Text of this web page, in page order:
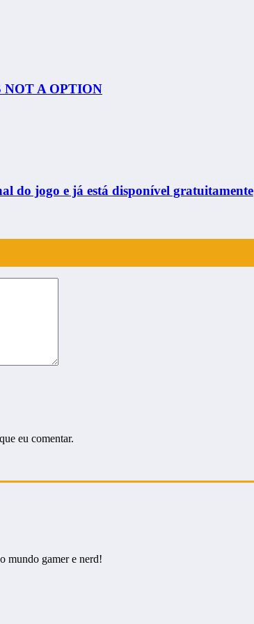
NOT A OPTION
do jogo e já está disponível gratuitamente
eu comentar.
mundo gamer e nerd!